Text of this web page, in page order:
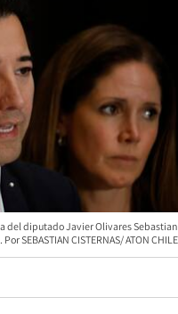
del diputado Javier Olivares Sebastian
SEBASTIAN CISTERNAS/ ATON CHILE